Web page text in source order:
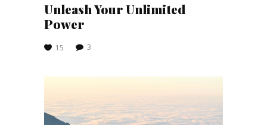
Unleash Your Unlimited
Power
15 3